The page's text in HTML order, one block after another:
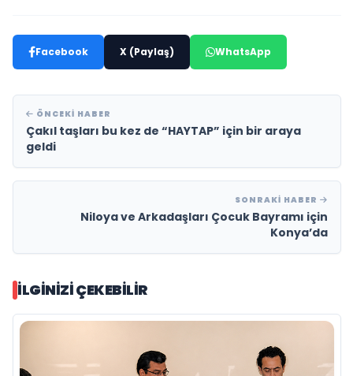
Facebook X (Paylaş) WhatsApp
ÖNCEKI HABER
Çakıl taşları bu kez de “HAYTAP” için bir araya
geldi
SONRAKI HABER
Niloya ve Arkadaşları Çocuk Bayramı için
Konya’da
İLGINIZI ÇEKEBILIR